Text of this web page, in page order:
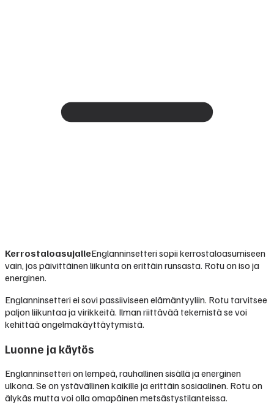
KerrostaloasujalleEnglanninsetteri sopii kerrostaloasumiseen
vain, jos päivittäinen liikunta on erittäin runsasta. Rotu on iso ja
energinen.
Englanninsetteri ei sovi passiiviseen elämäntyyliin. Rotu tarvitsee
paljon liikuntaa ja virikkeitä. Ilman riittävää tekemistä se voi
kehittää ongelmakäyttäytymistä.
Luonne ja käytös
Englanninsetteri on lempeä, rauhallinen sisällä ja energinen
ulkona. Se on ystävällinen kaikille ja erittäin sosiaalinen. Rotu on
älykäs mutta voi olla omapäinen metsästystilanteissa.